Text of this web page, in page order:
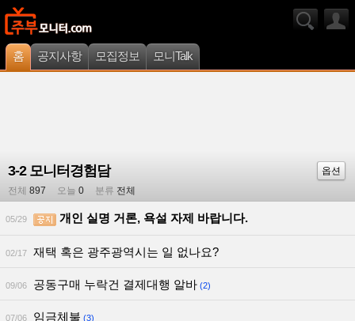
홈 공지사항 모집정보 모니Talk
3-2 모니터경험담
옵션
전체 897 오늘 0 분류 전체
05/29 개인 실명 거론, 욕설 자제 바랍니다.
02/17 재택 혹은 광주광역시는 일 없나요?
09/06 공동구매 누락건 결제대행 알바 (2)
07/06 임금체불 (3)